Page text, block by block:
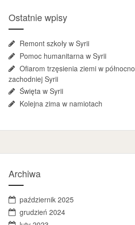
Ostatnie wpisy
Remont szkoły w Syrii
Pomoc humanitarna w Syrii
Ofiarom trzęsienia ziemi w północno
zachodniej Syrii
Święta w Syrii
Kolejna zima w namiotach
Archiwa
październik 2025
grudzień 2024